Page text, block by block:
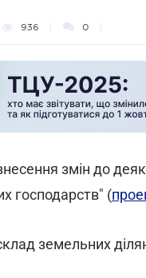
936 0
змін до
господарств" (
земельних